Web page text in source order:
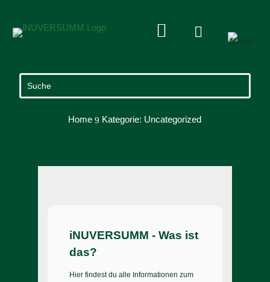
 
Home 9 Kategorie: Uncategorized
iNUVERSUMM - Was ist
das?
Hier findest du alle Informationen zum